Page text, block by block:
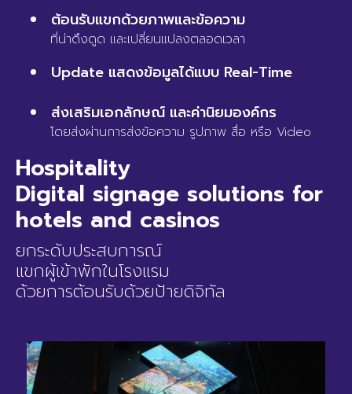
ต้อนรับแขกด้วยภาพและข้อความ
ที่น่าดึงดูด และเปลี่ยนแปลงตลอดเวลา
Update แสดงข้อมูลได้แบบ Real-Time
ส่งเสริมเอกลักษณ์ และค่านิยมองค์กร
โดยส่งผ่านการส่งข้อความ รูปภาพ สื่อ หรือ Video
Hospitality
Digital signage solutions for
hotels and casinos
ยกระดับประสบการณ์
แขกผู้เข้าพักในโรงแรม
ด้วยการต้อนรับด้วยป้ายดิจิทัล